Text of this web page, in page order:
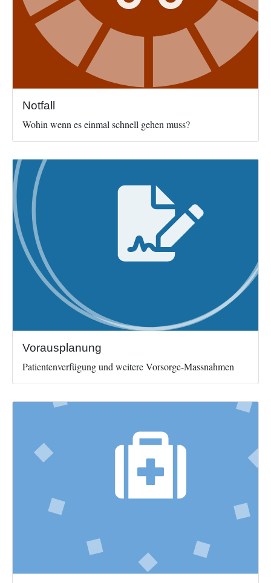
Notfall
Wohin wenn es einmal schnell gehen muss?
Image
Vorausplanung
Patientenverfügung und weitere Vorsorge-Massnahmen